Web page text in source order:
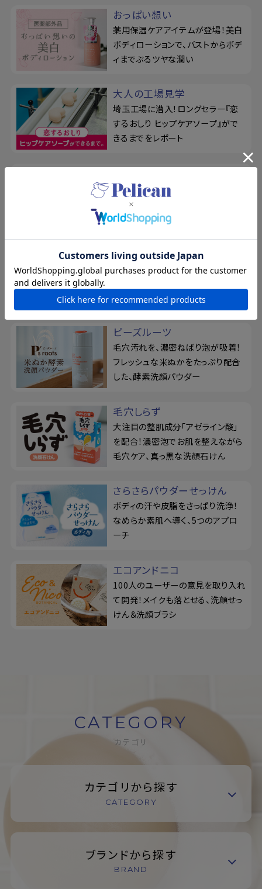
おっぱい想い
薬用保湿ケアアイテムが登場！美白
ボディローションで、バストからボデ
ィまでぷるツヤな潤い
大人の工場見学
埼玉工場に潜入！ロングセラー『恋
するおしり ヒップケアソープ』がで
きるまでをレポート
リニューアル！泥せっけんで毛穴の
悩みを徹底ケア。シルク玉とせっけ
ん置きの3点セット
For Back
薬用せっけん＆ジェルミストでくり返
背中を集中ケア
ピーズルーツ
毛穴汚れを、濃密ねばり泡が吸着！
フレッシュな米ぬかをたっぷり配合
した、酵素洗顔パウダー
毛穴しらず
大注目の整肌成分「アゼライン酸」
を配合！濃密泡でお肌を整えながら
毛穴ケア、真っ黒な洗顔石けん
さらさらパウダーせっけん
ボディの汗や皮脂をさっぱり洗浄！
なめらか素肌へ導く、5つのアプロ
ーチ
エコアンドニコ
100人のユーザーの意見を取り入れ
て開発！メイクも落とせる、洗顔せっ
けん＆洗顔ブラシ
CATEGORY
カテゴリ
カテゴリから探す
CATEGORY
ブランドから探す
BRAND